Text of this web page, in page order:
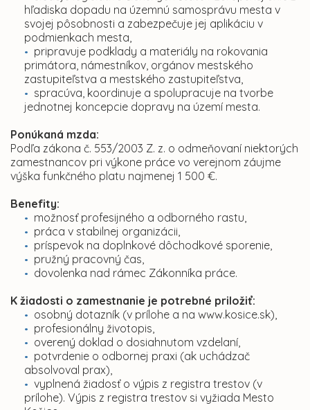
hľadiska dopadu na územnú samosprávu mesta v
svojej pôsobnosti a zabezpečuje jej aplikáciu v
podmienkach mesta,
pripravuje podklady a materiály na rokovania
primátora, námestníkov, orgánov mestského
zastupiteľstva a mestského zastupiteľstva,
spracúva, koordinuje a spolupracuje na tvorbe
jednotnej koncepcie dopravy na území mesta.
Ponúkaná mzda:
Podľa zákona č. 553/2003 Z. z. o odmeňovaní niektorých
zamestnancov pri výkone práce vo verejnom záujme
výška funkčného platu najmenej 1 500 €.
Benefity:
možnosť profesijného a odborného rastu,
práca v stabilnej organizácii,
príspevok na doplnkové dôchodkové sporenie,
pružný pracovný čas,
dovolenka nad rámec Zákonníka práce.
K žiadosti o zamestnanie je potrebné priložiť:
osobný dotazník (v prílohe a na www.kosice.sk),
profesionálny životopis,
overený doklad o dosiahnutom vzdelaní,
potvrdenie o odbornej praxi (ak uchádzač
absolvoval prax),
vyplnená žiadosť o výpis z registra trestov (v
prílohe). Výpis z registra trestov si vyžiada Mesto